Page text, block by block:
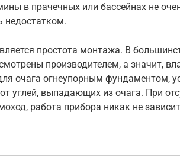
в прачечных или бассейнах не
недостатком.
простота монтажа. В
производителем, а значит,
очага огнеупорным фундаментом,
углей, выпадающих из очага. При
работа прибора никак не